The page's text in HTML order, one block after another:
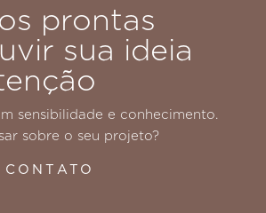
prontas
sua ideia
sensibilidade e conhecimento.
sobre o seu projeto?